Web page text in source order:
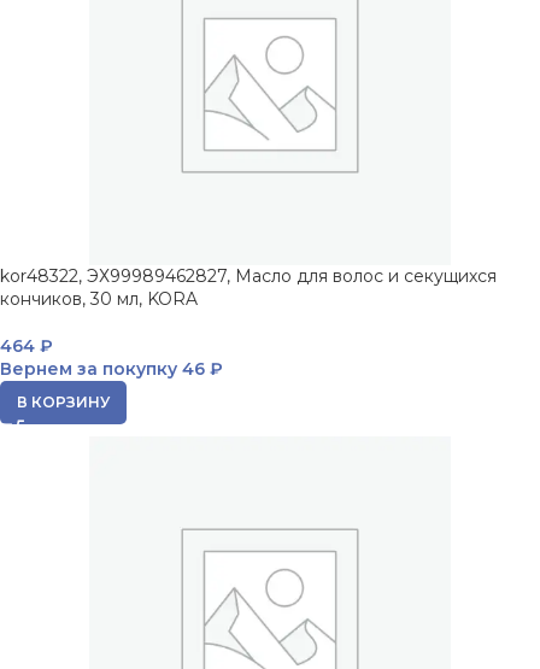
kor48322, ЭХ99989462827, Масло для волос и секущихся
кончиков, 30 мл, KORA
464 ₽
Вернем за покупку 46 ₽
В КОРЗИНУ